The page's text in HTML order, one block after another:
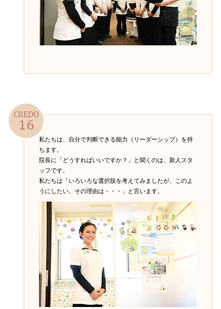
私たちは、自分で判断できる能力（リーダーシップ）を持
ちます。
院長に「どうすればいいですか？」と聞くのは、新人スタ
ッフです。
私たちは「いろいろな選択肢を考えてみましたが、このよ
うにしたい。その理由は・・・」と言います。